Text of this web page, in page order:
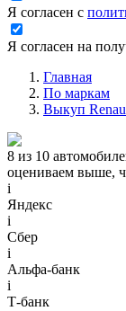
Я согласен с
Я согласен на
Главная
По маркам
Выкуп
8 из 10
оцениваем выше,
i
Яндекс
i
Сбер
i
Альфа-банк
i
Т-банк